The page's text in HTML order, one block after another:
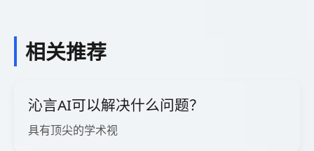
相关推荐
沁言AI可以解决什么问题？
具有顶尖的学术视